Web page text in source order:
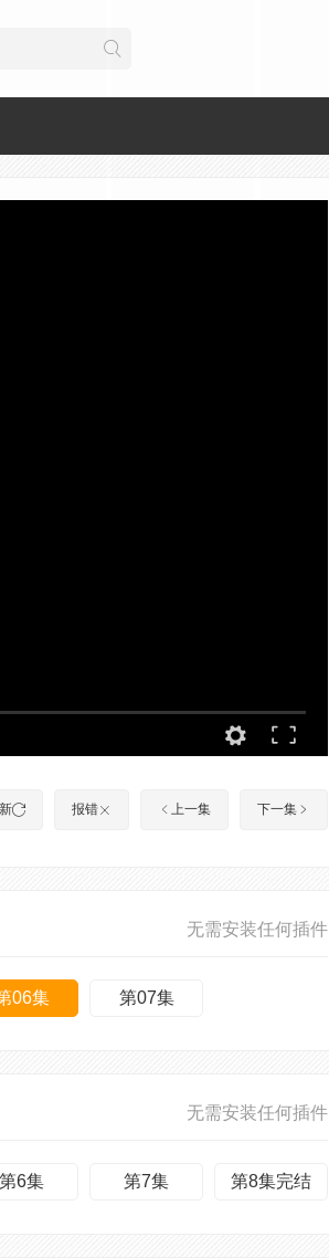
报错 上一集 下一集
无需安装任何插件
06集 第07集
无需安装任何插件
第6集 第7集 第8集完结